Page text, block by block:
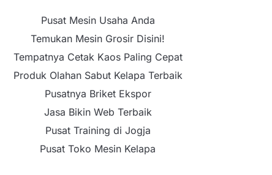
Pusat Mesin Usaha Anda
Temukan Mesin Grosir Disini!
Tempatnya Cetak Kaos Paling Cepat
Produk Olahan Sabut Kelapa Terbaik
Pusatnya Briket Ekspor
Jasa Bikin Web Terbaik
Pusat Training di Jogja
Pusat Toko Mesin Kelapa